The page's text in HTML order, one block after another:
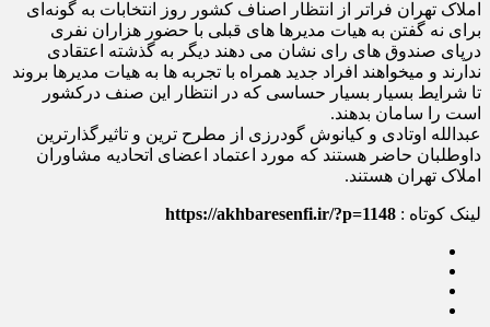
املاک تهران فراتر از انتظار اصناف کشور روز انتخابات به گونه‌ای
برای نه گفتن به هیات مدیرها های قبلی با حضور هزاران نفری
درپای صندوق های رای نشان می دهند دیگر به گذشته اعتقادی
ندارند و میخواهند افراد جدید همراه با تجربه ها به هیات مدیرها بروند
تا شرایط بسیار بسیار حساسی که در انتظار این صنف درکشور
است را سامان بدهند.
عبدالله اوتادی و کیانوش گودرزی از مطرح ترین و تاثیرگذارترین
داوطلبان حاضر هستند که مورد اعتماد اعضای اتحادیه مشاوران
املاک تهران هستند.
لینک کوتاه : https://akhbaresenfi.ir/?p=1148